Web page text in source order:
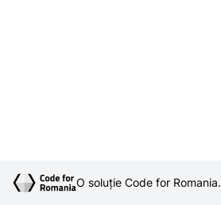
O soluție Code for Romania.